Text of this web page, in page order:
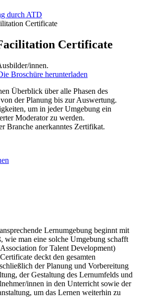
durch ATD
Certificate
Certificate
innen.
Broschüre herunterladen
Überblick über alle Phasen des
der Planung bis zur Auswertung.
um in jeder Umgebung ein
Moderator zu werden.
Branche anerkanntes Zertifikat.
Lernumgebung beginnt mit
wie man eine solche Umgebung schafft
for Talent Development)
deckt den gesamten
der Planung und Vorbereitung
der Gestaltung des Lernumfelds und
innen in den Unterricht sowie der
um das Lernen weiterhin zu